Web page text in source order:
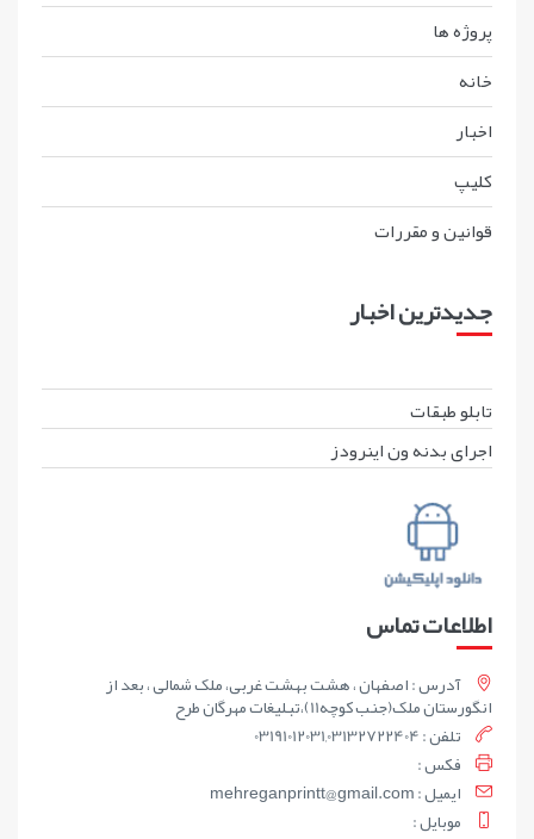
پروژه ها
خانه
اخبار
کليپ
قوانين و مقررات
جدیدترین اخبار
تابلو طبقات
اجرای بدنه ون اینرودز
اطلاعات تماس
آدرس : اصفهان ، هشت بهشت غربی، ملک شمالی ، بعد از
انگورستان ملک(جنب کوچه11)،تبلیغات مهرگان طرح
تلفن : 03191012031,03132722404
فکس :
ايميل : mehreganprintt@gmail.com
موبايل :